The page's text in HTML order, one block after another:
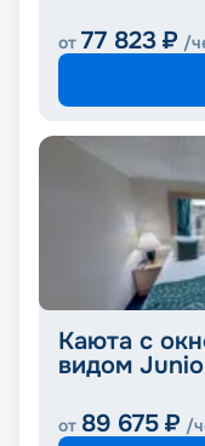
от 77 823 ₽ /
Каюта с
видом
от 89 675 ₽ /